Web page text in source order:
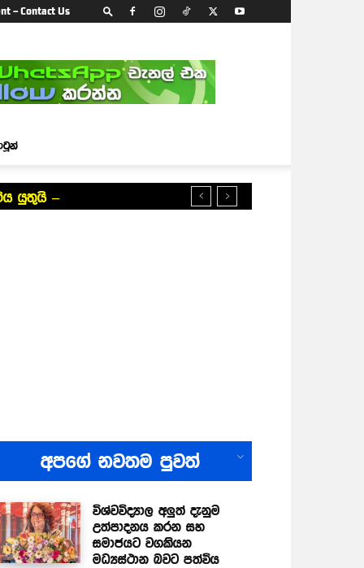
– Contact Us
යුතුයි –
අපගේ නවතම පුවත්
විශ්වවිද්‍යාල අලුත් දැනුම
උත්පාදනය කරන සහ
සමාජයට වගකියන
මධ්‍යස්ථාන බවට පත්විය